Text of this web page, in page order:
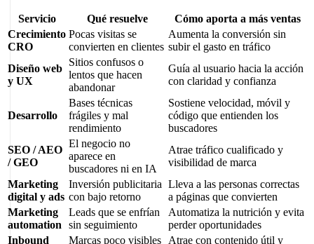
Servicio Qué resuelve
Cómo aporta a más ventas
Crecimiento
CRO
Pocas visitas se
convierten en clientes
Aumenta la conversión sin
subir el gasto en tráfico
Diseño web
y UX
Sitios confusos o
lentos que hacen
abandonar
Guía al usuario hacia la acción
con claridad y confianza
Desarrollo
Bases técnicas
frágiles y mal
rendimiento
Sostiene velocidad, móvil y
código que entienden los
buscadores
SEO / AEO
/ GEO
El negocio no
aparece en
buscadores ni en IA
Atrae tráfico cualificado y
visibilidad de marca
Marketing
digital y ads
Inversión publicitaria
con bajo retorno
Lleva a las personas correctas
a páginas que convierten
Marketing
automation
Leads que se enfrían
sin seguimiento
Automatiza la nutrición y evita
perder oportunidades
Inbound
Marcas poco visibles Atrae con contenido útil y